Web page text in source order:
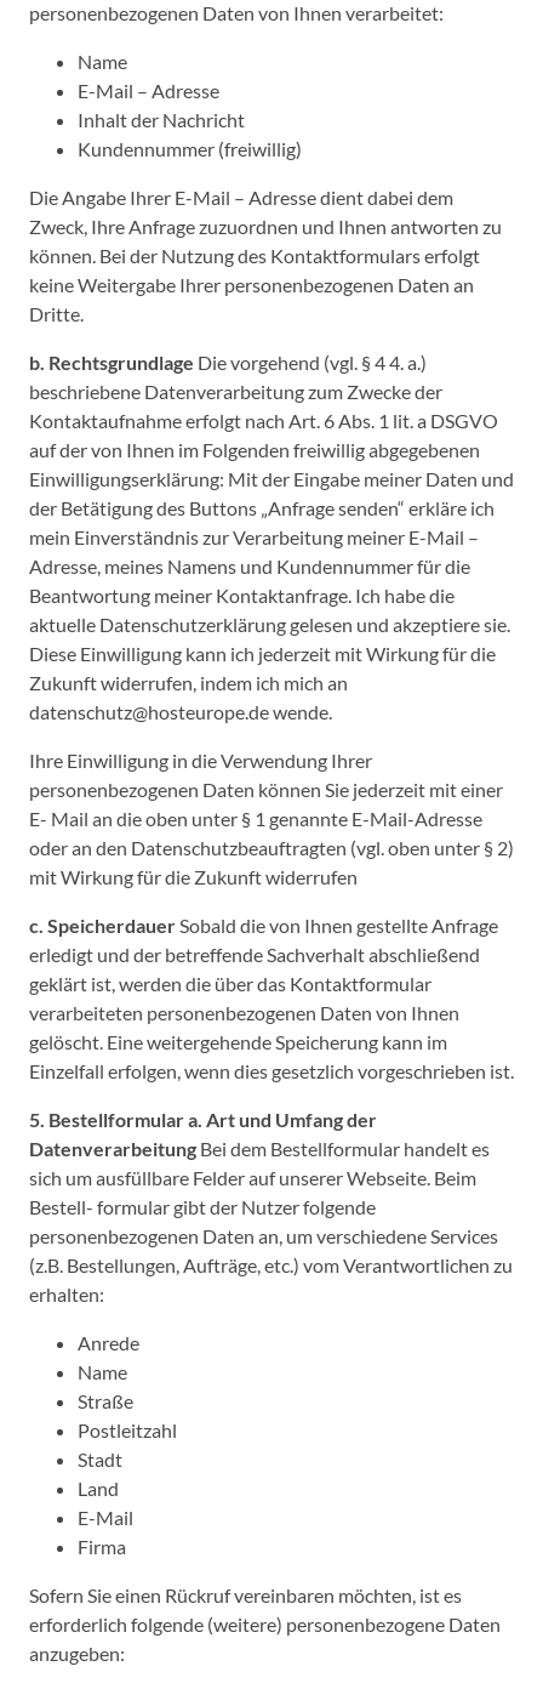
personenbezogenen Daten von Ihnen verarbeitet:
Name
E-Mail – Adresse
Inhalt der Nachricht
Kundennummer (freiwillig)
Die Angabe Ihrer E-Mail – Adresse dient dabei dem
Zweck, Ihre Anfrage zuzuordnen und Ihnen antworten zu
können. Bei der Nutzung des Kontaktformulars erfolgt
keine Weitergabe Ihrer personenbezogenen Daten an
Dritte.
b. Rechtsgrundlage Die vorgehend (vgl. § 4 4. a.)
beschriebene Datenverarbeitung zum Zwecke der
Kontaktaufnahme erfolgt nach Art. 6 Abs. 1 lit. a DSGVO
auf der von Ihnen im Folgenden freiwillig abgegebenen
Einwilligungserklärung: Mit der Eingabe meiner Daten und
der Betätigung des Buttons „Anfrage senden“ erkläre ich
mein Einverständnis zur Verarbeitung meiner E-Mail –
Adresse, meines Namens und Kundennummer für die
Beantwortung meiner Kontaktanfrage. Ich habe die
aktuelle Datenschutzerklärung gelesen und akzeptiere sie.
Diese Einwilligung kann ich jederzeit mit Wirkung für die
Zukunft widerrufen, indem ich mich an
datenschutz@hosteurope.de wende.
Ihre Einwilligung in die Verwendung Ihrer
personenbezogenen Daten können Sie jederzeit mit einer
E- Mail an die oben unter § 1 genannte E-Mail-Adresse
oder an den Datenschutzbeauftragten (vgl. oben unter § 2)
mit Wirkung für die Zukunft widerrufen
c. SpeicherdauerSobald die von Ihnen gestellte Anfrage
erledigt und der betreffende Sachverhalt abschließend
geklärt ist, werden die über das Kontaktformular
verarbeiteten personenbezogenen Daten von Ihnen
gelöscht. Eine weitergehende Speicherung kann im
Einzelfall erfolgen, wenn dies gesetzlich vorgeschrieben ist.
5. Bestellformulara. Art und Umfang der
Datenverarbeitung Bei dem Bestellformular handelt es
sich um ausfüllbare Felder auf unserer Webseite. Beim
Bestell- formular gibt der Nutzer folgende
personenbezogenen Daten an, um verschiedene Services
(z.B. Bestellungen, Aufträge, etc.) vom Verantwortlichen zu
erhalten:
Anrede
Name
Straße
Postleitzahl
Stadt
Land
E-Mail
Firma
Sofern Sie einen Rückruf vereinbaren möchten, ist es
erforderlich folgende (weitere) personenbezogene Daten
anzugeben: